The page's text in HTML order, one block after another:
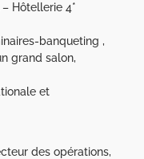
– Hôtellerie 4*
banqueting ,
grand salon,
et
des opérations,